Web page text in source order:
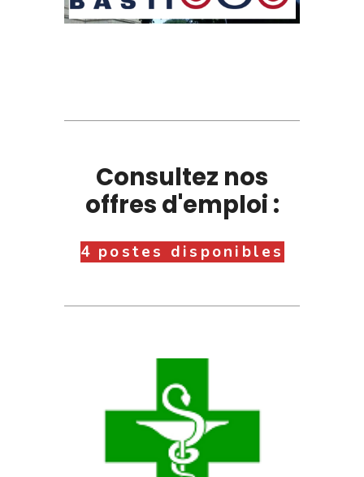
Consultez nos
offres d'emploi :
4 postes disponibles